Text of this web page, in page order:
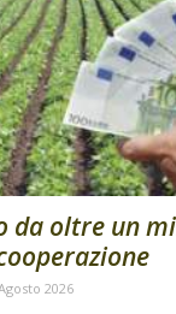
da oltre un
2026